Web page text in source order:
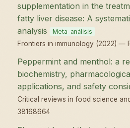
supplementation in the
fatty liver disease: A
analysis
Meta-análisis
Frontiers in immunology (2022) —
Peppermint and menthol: a
biochemistry,
applications, and safety
Critical reviews in food science
38168664